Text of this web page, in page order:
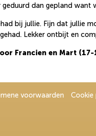
dan gepland
bij jullie. Fijn dat jullie
Lekker ontbijt en
Francien en Mart (17-
voorwaarden Cookie